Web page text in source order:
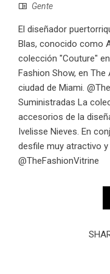
Gente
El diseñador
Blas, conocido como
colección "Couture"
Fashion Show, en
ciudad de Miami.
Suministradas La
accesorios de la
Ivelisse Nieves. En
desfile muy atractivo
@TheFashionVitrine